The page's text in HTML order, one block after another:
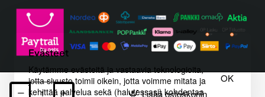
Evästeet
Käytämme evästeitä ja vastaavia teknologioita,
jotta sivusto toimii oikein, jotta voimme mitata ja
kehittää palvelua sekä (halutessasi) kohdentaa
OK
Lisää ostoskoriin